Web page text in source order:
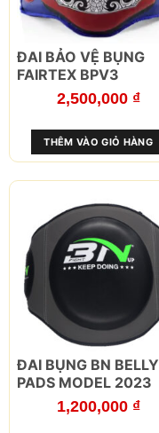
ĐAI BẢO VỆ BỤNG
FAIRTEX BPV3
2,500,000 ₫
THÊM VÀO GIỎ HÀNG
ĐAI BỤNG BN BELLY
PADS MODEL 2023
1,200,000 ₫